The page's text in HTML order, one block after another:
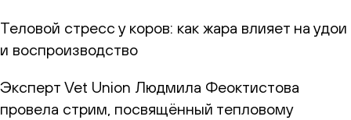
Теловой стресс у коров: как жара влияет на удои
и воспроизводство
Эксперт Vet Union Людмила Феоктистова
провела стрим, посвящённый тепловому